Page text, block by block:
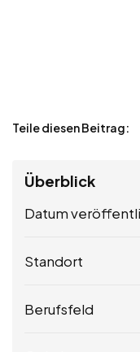
Teile diesen Beitrag:
Überblick
Datum
Standort
Berufsfeld